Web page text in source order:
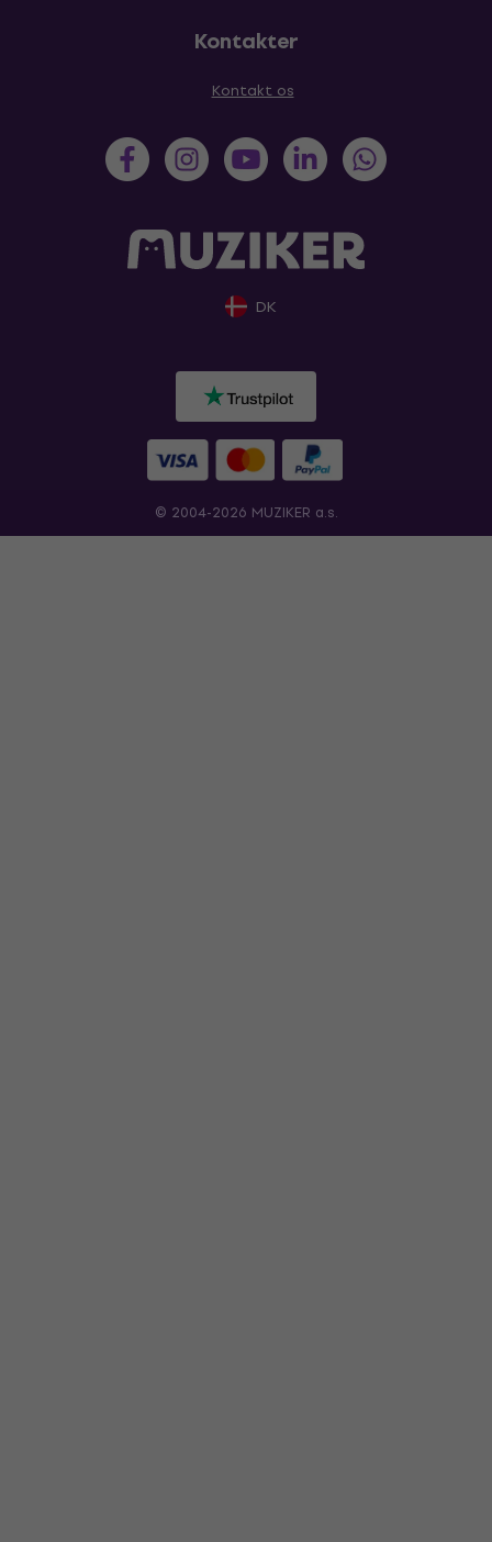
Kontakter
Kontakt os
DK
© 2004-2026 MUZIKER a.s.